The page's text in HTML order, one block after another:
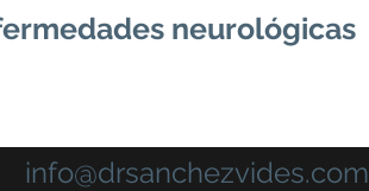
neurológicas
info@drsanchezvides.com